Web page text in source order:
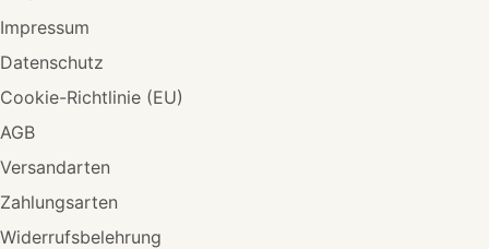
Impressum
Datenschutz
Cookie-Richtlinie (EU)
AGB
Versandarten
Zahlungsarten
Widerrufsbelehrung